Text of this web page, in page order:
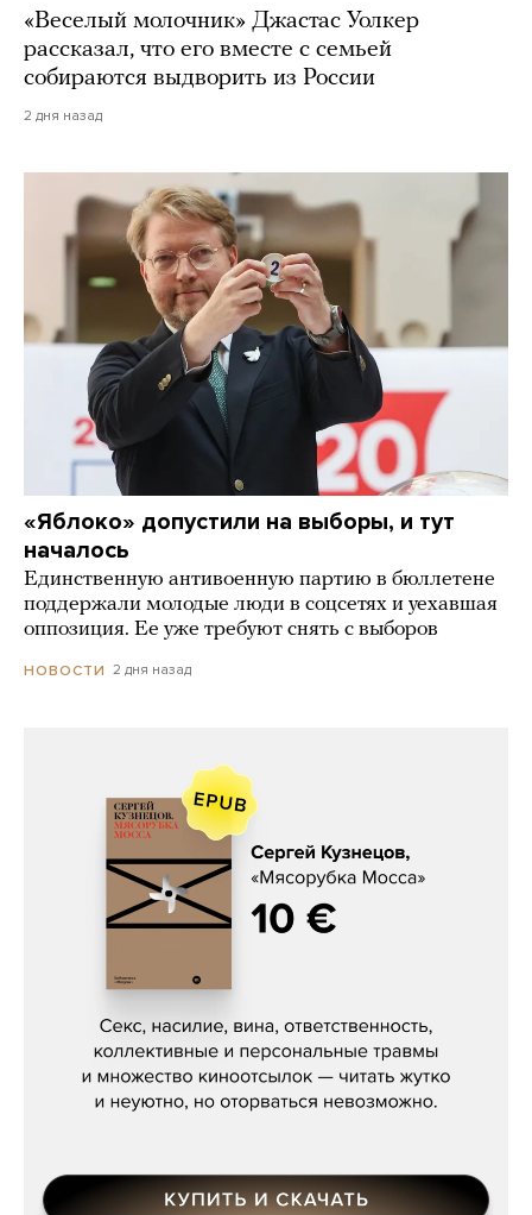
«Веселый молочник» Джастас Уолкер
рассказал, что его вместе с семьей
собираются выдворить из России
2 дня назад
«Яблоко» допустили на выборы, и тут
началось
Единственную антивоенную партию в бюллетене
поддержали молодые люди в соцсетях и уехавшая
оппозиция. Ее уже требуют снять с выборов
НОВОСТИ 2 дня назад
Сергей Кузнецов, «Мясорубка